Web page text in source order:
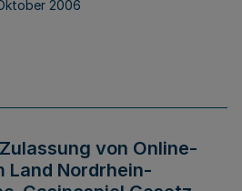
2006
von Online-
Land Nordrhein-